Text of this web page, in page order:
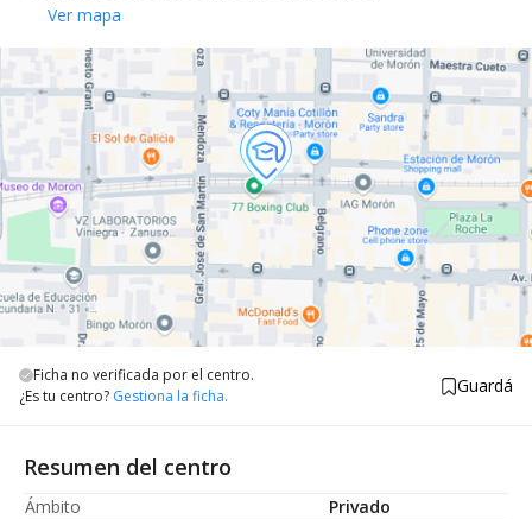
Ver mapa
Ficha no verificada por el centro.
¿Es tu centro? Gestiona la ficha. Guardá
Resumen del centro
Ámbito
Privado